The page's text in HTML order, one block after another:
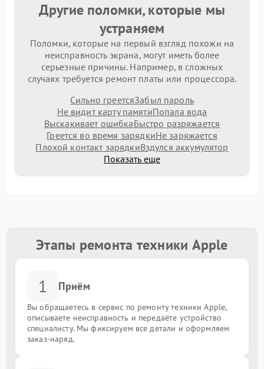
Другие поломки, которые мы
устраняем
Поломки, которые на первый взгляд похожи на
неисправность экрана, могут иметь более
серьезные причины. Например, в сложных
случаях требуется ремонт платы или процессора.
Сильно греетсяЗабыл пароль
Не видит карту памятиПопала вода
Выскакивает ошибкаБыстро разряжается
Греется во время зарядкиНе заряжается
Плохой контакт зарядкиВздулся аккумулятор
Показать еще
Этапы ремонта техники Apple
1 Приём
Вы обращаетесь в сервис по ремонту техники Apple,
описываете неисправность и передаёте устройство
специалисту. Мы фиксируем все детали и оформляем
заказ-наряд.